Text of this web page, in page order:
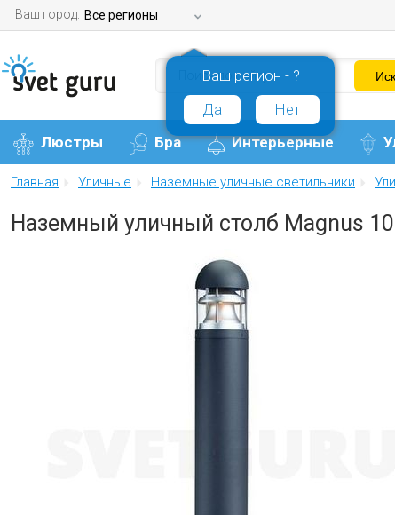
Ваш город: Все регионы
Ваш регион - ?
Да
Нет
Люстры Бра Интерьерные
Главная Уличные Наземные уличные светильники
Наземный уличный столб Magnus